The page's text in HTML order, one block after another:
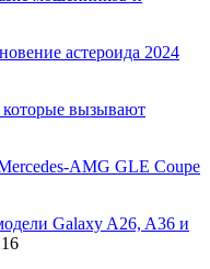
астероида 2024
вызывают
AMG GLE Coupe
Galaxy A26, A36 и